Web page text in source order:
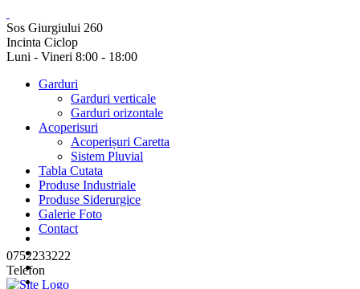
Sos Giurgiului 260
Incinta Ciclop
Luni - Vineri 8:00 - 18:00
Garduri
Garduri verticale
Garduri orizontale
Acoperisuri
Acoperișuri Caretta
Sistem Pluvial
Tabla Cutata
Produse Industriale
Produse Siderurgice
Galerie Foto
Contact
0752233222
Telefon